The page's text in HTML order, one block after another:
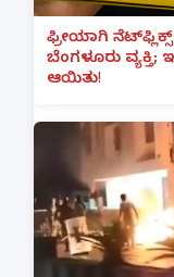
ಫ್ರೀಯಾಗಿ
ಬೆಂಗಳೂರು ವ್ಯಕ್ತಿ;
ಆಯಿತು!